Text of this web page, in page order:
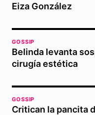
Eiza González
GOSSIP
Belinda levanta
cirugía estética
GOSSIP
Critican la pancita